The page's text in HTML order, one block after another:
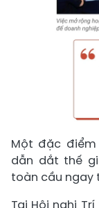
Một đặc điểm
dẫn dắt thế
toàn cầu ngay